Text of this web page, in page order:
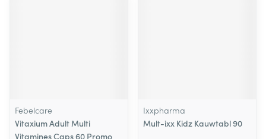
Febelcare
Vitaxium Adult Multi
Vitamines Caps 60 Promo
Ixxpharma
Mult-ixx Kidz Kauwtabl 90